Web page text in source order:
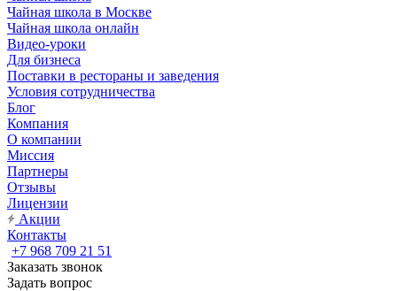
Чайная школа в Москве
Чайная школа онлайн
Видео-уроки
Для бизнеса
Поставки в рестораны и заведения
Условия сотрудничества
Блог
Компания
О компании
Миссия
Партнеры
Отзывы
Лицензии
Акции
Контакты
+7 968 709 21 51
Заказать звонок
Задать вопрос